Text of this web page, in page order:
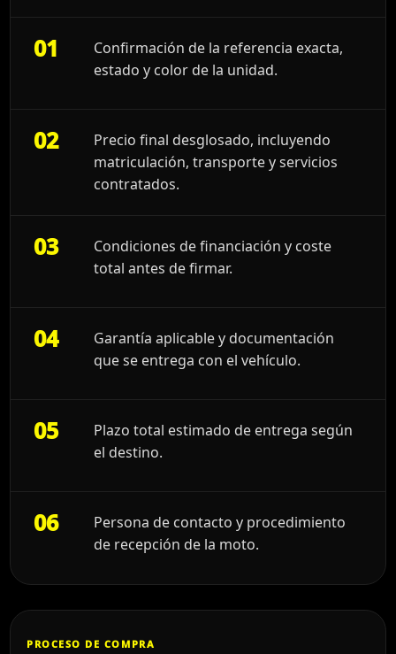
01
Confirmación de la referencia exacta,
estado y color de la unidad.
02
Precio final desglosado, incluyendo
matriculación, transporte y servicios
contratados.
03
Condiciones de financiación y coste
total antes de firmar.
04
Garantía aplicable y documentación
que se entrega con el vehículo.
05
Plazo total estimado de entrega según
el destino.
06
Persona de contacto y procedimiento
de recepción de la moto.
PROCESO DE COMPRA